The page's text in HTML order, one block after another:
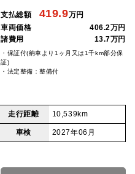
支払総額 419.9万円
車両価格
406.2万円
諸費用
13.7万円
・保証付(納車より1ヶ月又は1千km部分保
証)
・法定整備：整備付
走行距離 10,539km
車検 2027年06月